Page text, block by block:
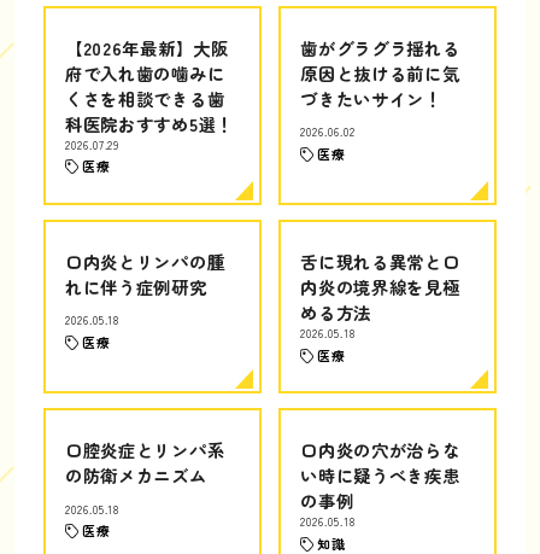
【2026年最新】大阪
府で入れ歯の噛みに
くさを相談できる歯
科医院おすすめ5選！
2026.07.29
医療
歯がグラグラ揺れる
原因と抜ける前に気
づきたいサイン！
2026.06.02
医療
口内炎とリンパの腫
れに伴う症例研究
2026.05.18
医療
舌に現れる異常と口
内炎の境界線を見極
める方法
2026.05.18
医療
口腔炎症とリンパ系
の防衛メカニズム
2026.05.18
医療
口内炎の穴が治らな
い時に疑うべき疾患
の事例
2026.05.18
知識